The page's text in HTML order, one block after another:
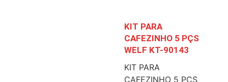
KIT PARA
CAFEZINHO 5 PÇS
WELF KT-90143
KIT PARA
CAFEZINHO 5 PÇS